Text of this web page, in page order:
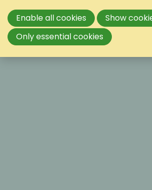
Enable all cookies
Show
Only essential cookies